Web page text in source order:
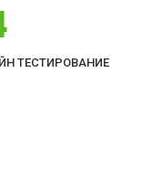
ТЕСТИРОВАНИЕ